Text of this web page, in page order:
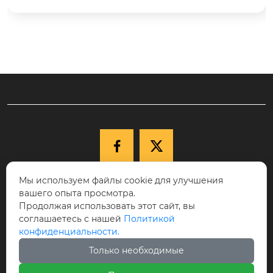
 
 +86-15040177271

КНР, провинция Ляонин, г. Шэньян,
Новый район Шэньбэй, ул. Цююэху, д.
68-17, индекс 110122.

Мы используем файлы cookie для улучшения
вашего опыта просмотра.
Продолжая использовать этот сайт, вы
соглашаетесь с нашей Политикой
конфиденциальности.
Только необходимые